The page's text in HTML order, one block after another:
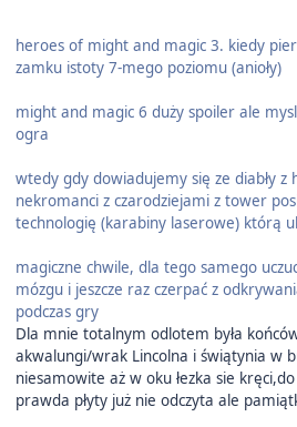
heroes of might and magic 3. kiedy
zamku istoty 7-mego poziomu (anioły)
might and magic 6 duży spoiler ale
ogra
wtedy gdy dowiadujemy się ze diabły z
nekromanci z czarodziejami z tower
technologię (karabiny laserowe) którą
magiczne chwile, dla tego samego
mózgu i jeszcze raz czerpać z
podczas gry
Dla mnie totalnym odlotem była
akwalungi/wrak Lincolna i świątynia w
niesamowite aż w oku łezka sie
prawda płyty już nie odczyta ale